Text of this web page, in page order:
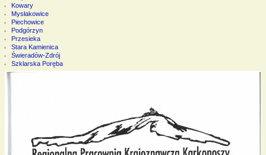
Kowary
Mysłakowice
Piechowice
Podgórzyn
Przesieka
Stara Kamienica
Świeradów-Zdrój
Szklarska Poręba